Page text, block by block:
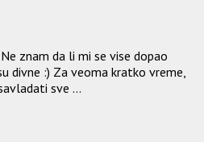
znam da li mi se vise dopao
divne :) Za veoma kratko vreme,
sve ...